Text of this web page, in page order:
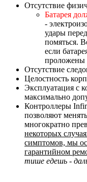
Отсутствие
Батарея
-
удары
помяться.
если
проложены
Отсутствие
Целостность
Эксплуатация с
максимально
Контроллеры
позволяют
многократно
некоторых
симптомов, мы
гарантийном
тише едешь -